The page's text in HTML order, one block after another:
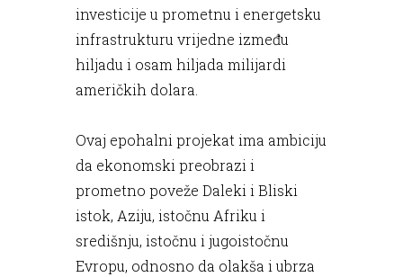
investicije u prometnu i energetsku
infrastrukturu vrijedne između
hiljadu i osam hiljada milijardi
američkih dolara.
Ovaj epohalni projekat ima ambiciju
da ekonomski preobrazi i
prometno poveže Daleki i Bliski
istok, Aziju, istočnu Afriku i
središnju, istočnu i jugoistočnu
Evropu, odnosno da olakša i ubrza